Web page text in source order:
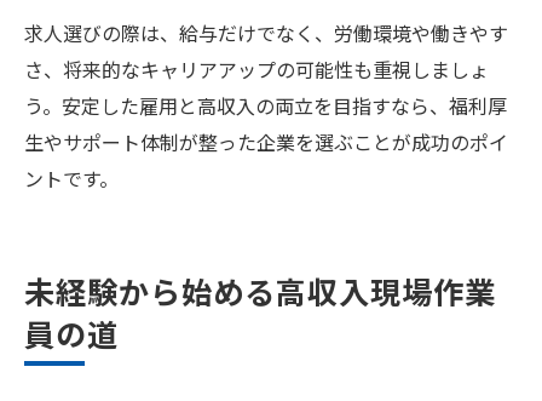
求人選びの際は、給与だけでなく、労働環境や働きやす
さ、将来的なキャリアアップの可能性も重視しましょ
う。安定した雇用と高収入の両立を目指すなら、福利厚
生やサポート体制が整った企業を選ぶことが成功のポイ
ントです。
未経験から始める高収入現場作業
員の道